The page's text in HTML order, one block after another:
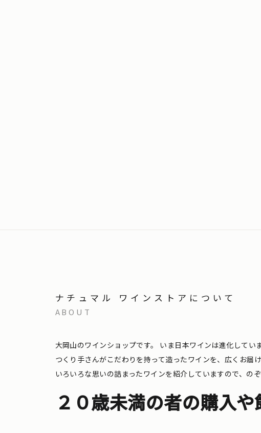
ナチュマル ワインストアについて
ABOUT
大岡山のワインショップです。
いま日本ワインは進化してい
つくり手さんがこだわりを持って造ったワインを、広くお届
いろいろな思いの詰まったワインを紹介していますので、の
２０歳未満の者の購入や